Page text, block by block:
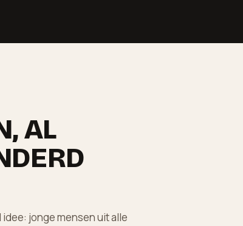
AL
jonge mensen uit alle